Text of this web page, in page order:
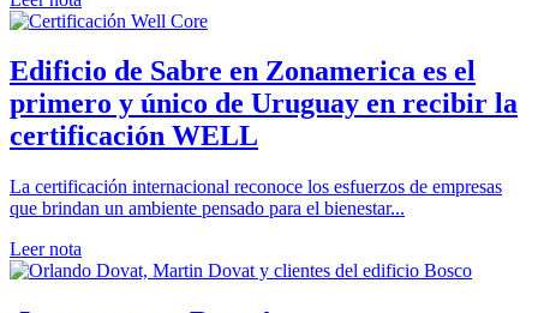
Edificio de Sabre en Zonamerica es el
primero y único de Uruguay en recibir la
certificación WELL
La certificación internacional reconoce los esfuerzos de empresas
que brindan un ambiente pensado para el bienestar...
Leer nota